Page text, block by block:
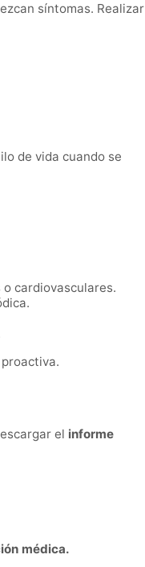
síntomas. Realizar
de vida cuando se
cardiovasculares.
el informe
médica.